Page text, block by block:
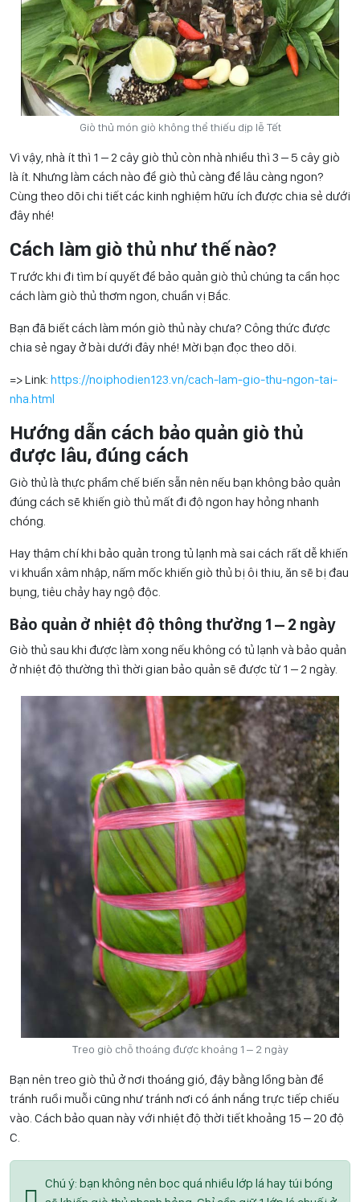
Giò thủ món giò không thể thiếu dịp lễ Tết
Vì vậy, nhà ít thì 1 – 2 cây giò thủ còn nhà nhiều thì 3 – 5 cây giò
là ít. Nhưng làm cách nào để giò thủ càng để lâu càng ngon?
Cùng theo dõi chi tiết các kinh nghiệm hữu ích được chia sẻ dưới
đây nhé!
Cách làm giò thủ như thế nào?
Trước khi đi tìm bí quyết để bảo quản giò thủ chúng ta cần học
cách làm giò thủ thơm ngon, chuẩn vị Bắc.
Bạn đã biết cách làm món giò thủ này chưa? Công thức được
chia sẻ ngay ở bài dưới đây nhé! Mời bạn đọc theo dõi.
=> Link: https://noiphodien123.vn/cach-lam-gio-thu-ngon-tai-
nha.html
Hướng dẫn cách bảo quản giò thủ
được lâu, đúng cách
Giò thủ là thực phẩm chế biến sẵn nên nếu bạn không bảo quản
đúng cách sẽ khiến giò thủ mất đi độ ngon hay hỏng nhanh
chóng.
Hay thậm chí khi bảo quản trong tủ lạnh mà sai cách rất dễ khiến
vi khuẩn xâm nhập, nấm mốc khiến giò thủ bị ôi thiu, ăn sẽ bị đau
bụng, tiêu chảy hay ngộ độc.
Bảo quản ở nhiệt độ thông thường 1 – 2 ngày
Giò thủ sau khi được làm xong nếu không có tủ lạnh và bảo quản
ở nhiệt độ thường thì thời gian bảo quản sẽ được từ 1 – 2 ngày.
Treo giò chỗ thoáng được khoảng 1 – 2 ngày
Bạn nên treo giò thủ ở nơi thoáng gió, đậy bằng lồng bàn để
tránh ruồi muỗi cũng như tránh nơi có ánh nắng trực tiếp chiếu
vào. Cách bảo quan này với nhiệt độ thời tiết khoảng 15 – 20 độ
C.
Chú ý: bạn không nên bọc quá nhiều lớp lá hay túi bóng